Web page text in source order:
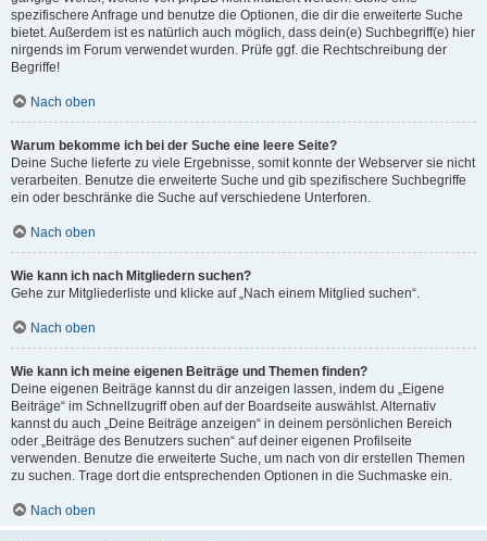
spezifischere Anfrage und benutze die Optionen, die dir die erweiterte Suche
bietet. Außerdem ist es natürlich auch möglich, dass dein(e) Suchbegriff(e) hier
nirgends im Forum verwendet wurden. Prüfe ggf. die Rechtschreibung der
Begriffe!
Nach oben
Warum bekomme ich bei der Suche eine leere Seite?
Deine Suche lieferte zu viele Ergebnisse, somit konnte der Webserver sie nicht
verarbeiten. Benutze die erweiterte Suche und gib spezifischere Suchbegriffe
ein oder beschränke die Suche auf verschiedene Unterforen.
Nach oben
Wie kann ich nach Mitgliedern suchen?
Gehe zur Mitgliederliste und klicke auf „Nach einem Mitglied suchen“.
Nach oben
Wie kann ich meine eigenen Beiträge und Themen finden?
Deine eigenen Beiträge kannst du dir anzeigen lassen, indem du „Eigene
Beiträge“ im Schnellzugriff oben auf der Boardseite auswählst. Alternativ
kannst du auch „Deine Beiträge anzeigen“ in deinem persönlichen Bereich
oder „Beiträge des Benutzers suchen“ auf deiner eigenen Profilseite
verwenden. Benutze die erweiterte Suche, um nach von dir erstellen Themen
zu suchen. Trage dort die entsprechenden Optionen in die Suchmaske ein.
Nach oben